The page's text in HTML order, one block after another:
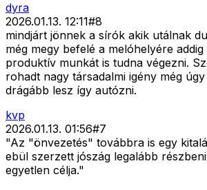
dyra
2026.01.13. 12:11#8
mindjárt jönnek a sírók akik utálnak
még megy befelé a melóhelyére
produktív munkát is tudna végezni.
rohadt nagy társadalmi igény még
drágább lesz így autózni.
kvp
2026.01.13. 01:56#7
"Az "önvezetés" továbbra is egy
ebül szerzett jószág legalább
egyetlen célja."